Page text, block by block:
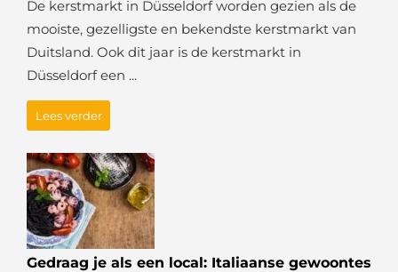
De kerstmarkt in Düsseldorf worden gezien als de
mooiste, gezelligste en bekendste kerstmarkt van
Duitsland. Ook dit jaar is de kerstmarkt in
Düsseldorf een ...
Lees verder
Gedraag je als een local: Italiaanse gewoontes